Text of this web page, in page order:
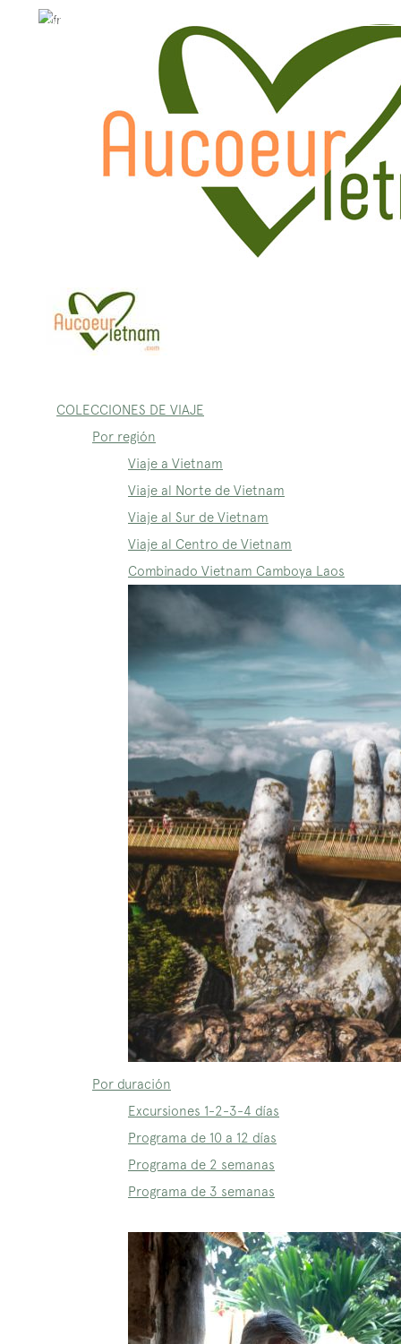
COLECCIONES DE VIAJE
Por región
Viaje a Vietnam
Viaje al Norte de Vietnam
Viaje al Sur de Vietnam
Viaje al Centro de Vietnam
Combinado Vietnam Camboya Laos
Por duración
Excursiones 1-2-3-4 días
Programa de 10 a 12 días
Programa de 2 semanas
Programa de 3 semanas
WhatsApp: +84.909.426.406